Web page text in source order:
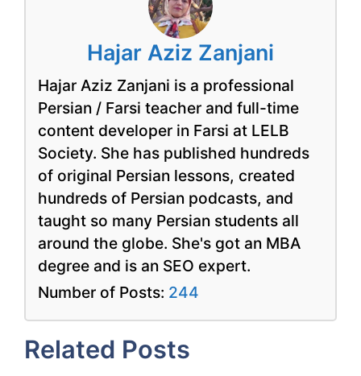
Hajar Aziz Zanjani
Hajar Aziz Zanjani is a professional
Persian / Farsi teacher and full-time
content developer in Farsi at LELB
Society. She has published hundreds
of original Persian lessons, created
hundreds of Persian podcasts, and
taught so many Persian students all
around the globe. She's got an MBA
degree and is an SEO expert.
Number of Posts: 244
Related Posts